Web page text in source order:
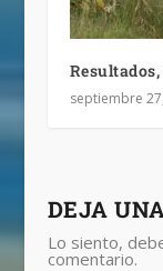
septiembre
DEJA
Lo siento,
comentario.